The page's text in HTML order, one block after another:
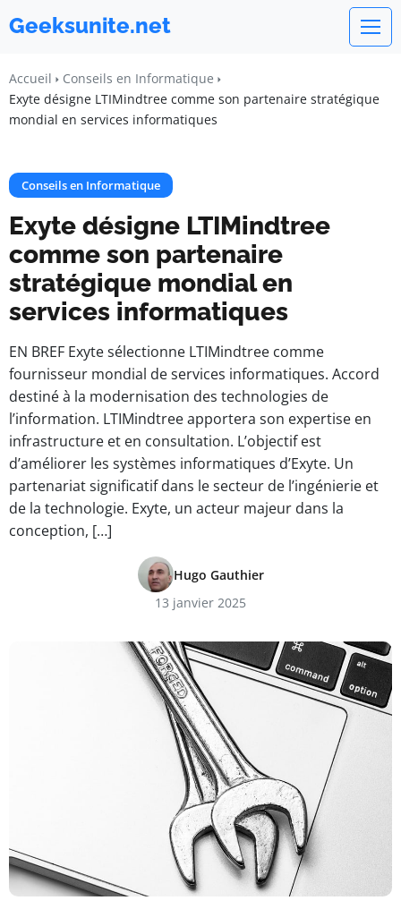
Geeksunite.net
Accueil
Conseils en Informatique
Exyte désigne LTIMindtree comme son partenaire stratégique
mondial en services informatiques
Conseils en Informatique
Exyte désigne LTIMindtree
comme son partenaire
stratégique mondial en
services informatiques
EN BREF Exyte sélectionne LTIMindtree comme
fournisseur mondial de services informatiques. Accord
destiné à la modernisation des technologies de
l’information. LTIMindtree apportera son expertise en
infrastructure et en consultation. L’objectif est
d’améliorer les systèmes informatiques d’Exyte. Un
partenariat significatif dans le secteur de l’ingénierie et
de la technologie. Exyte, un acteur majeur dans la
conception, […]
Hugo Gauthier
13 janvier 2025